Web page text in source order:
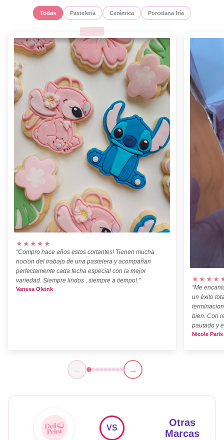
Todas Pastelería Cerámica Porcelana fría
★★★★★
"Compro hace años estos cortantes! Tienen mucha
nocion del trabajo de una pastelera y acompañan
perfectamente cada fecha especial con la mejor
variedad. Siempre lindos , siempre a tiempo!."
Vanesa Oleink
"Me
un éxito
bien. Con
pautado y
Nicole Paris
← →
Otras
Marcas
VS